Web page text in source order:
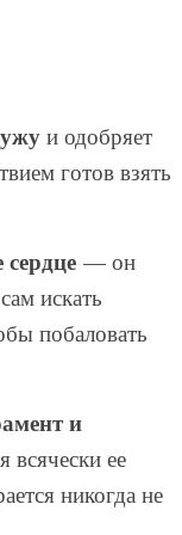
и одобряет
готов взять
— он
искать
побаловать
и
ее
никогда не